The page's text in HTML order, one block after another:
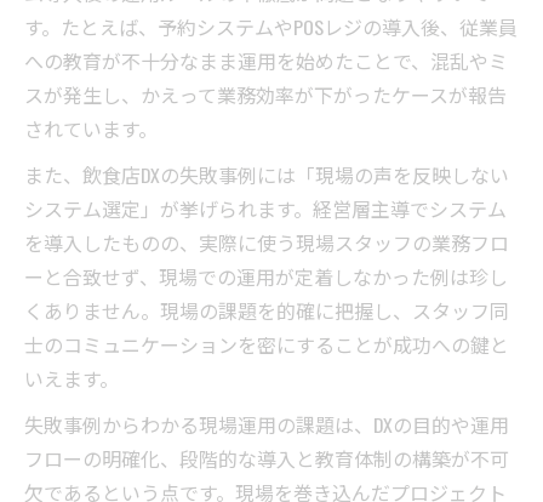
す。たとえば、予約システムやPOSレジの導入後、従業員
への教育が不十分なまま運用を始めたことで、混乱やミ
スが発生し、かえって業務効率が下がったケースが報告
されています。
また、飲食店DXの失敗事例には「現場の声を反映しない
システム選定」が挙げられます。経営層主導でシステム
を導入したものの、実際に使う現場スタッフの業務フロ
ーと合致せず、現場での運用が定着しなかった例は珍し
くありません。現場の課題を的確に把握し、スタッフ同
士のコミュニケーションを密にすることが成功への鍵と
いえます。
失敗事例からわかる現場運用の課題は、DXの目的や運用
フローの明確化、段階的な導入と教育体制の構築が不可
欠であるという点です。現場を巻き込んだプロジェクト